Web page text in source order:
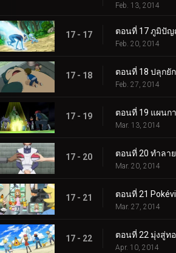
Feb. 13, 2014
17 - 17
Feb. 20, 2014
17 - 18 ตอนที่ 18 ปลุกยั
Feb. 27, 2014
17 - 19 ตอนที่ 19 แผนก
Mar. 13, 2014
17 - 20 ตอนที่ 20 ทำลา
Mar. 20, 2014
17 - 21
Mar. 27, 2014
17 - 22 ตอนที่ 22 มุ่งสู่ทอ
Apr. 10, 2014